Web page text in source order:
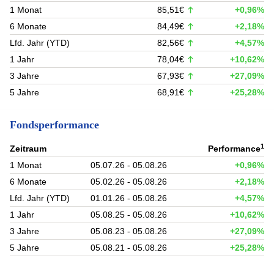
1 Monat
85,51€
+0,96%
6 Monate
84,49€
+2,18%
Lfd. Jahr (YTD)
82,56€
+4,57%
1 Jahr
78,04€
+10,62%
3 Jahre
67,93€
+27,09%
5 Jahre
68,91€ +25,28%
Fondsperformance
Zeitraum Performance1
1 Monat 05.07.26 - 05.08.26
+0,96%
6 Monate
05.02.26 - 05.08.26
+2,18%
Lfd. Jahr (YTD)
01.01.26 - 05.08.26
+4,57%
1 Jahr
05.08.25 - 05.08.26
+10,62%
3 Jahre
05.08.23 - 05.08.26
+27,09%
5 Jahre
05.08.21 - 05.08.26
+25,28%